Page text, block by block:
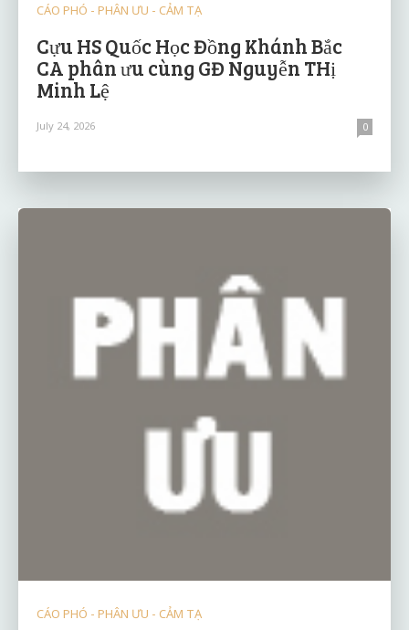
CÁO PHÓ - PHÂN ƯU - CẢM TẠ
Cựu HS Quốc Học Đồng Khánh Bắc
CA phân ưu cùng GĐ Nguyễn THị
Minh Lệ
July 24, 2026 0
CÁO PHÓ - PHÂN ƯU - CẢM TẠ